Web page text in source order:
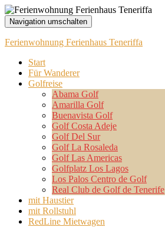
Navigation umschalten
Ferienwohnung Ferienhaus Teneriffa
Start
Für Wanderer
Golfreise
Abama Golf
Amarilla Golf
Buenavista Golf
Golf Costa Adeje
Golf Del Sur
Golf La Rosaleda
Golf Las Americas
Golfplatz Los Lagos
Los Palos Centro de Golf
Real Club de Golf de Tenerife
mit Haustier
mit Rollstuhl
RedLine Mietwagen